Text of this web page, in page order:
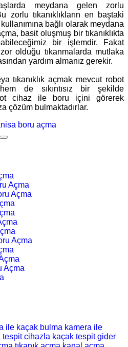
meydana gelen zorlu
zorlu tıkanıklıkların en baştaki
bağlı olarak meydana
basit oluşmuş bir tıkanıklıkta
bir işlemdir. Fakat
olduğu tıkanmalarda mutlaka
yardım almanız gerekir.
tıkanıklık açmak mevcut robot
de sıkıntısız bir şekilde
cihaz ile boru içini görerek
çözüm bulmaktadırlar.
boru açma
Açma
Açma
Açma
Açma
ile kaçak bulma kamera ile
tespit cihazla kaçak tespit gider